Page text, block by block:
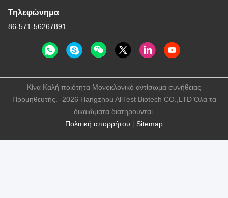
Τηλεφώνημα
86-571-56267891
Πολιτική απορρήτου | Sitemap
Κίνα Καλή ποιότητα Μονοκλονικό αντίσωμα συνήθειας
Προμηθευτής. -2026 Hangzhou AllTest Biotech CO.,LTD Όλα τα
δικαιώματα διατηρούνται.